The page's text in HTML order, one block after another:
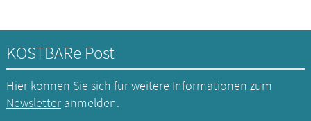
KOSTBARe Post
Hier können Sie sich für weitere Informationen zum
Newsletteranmelden.